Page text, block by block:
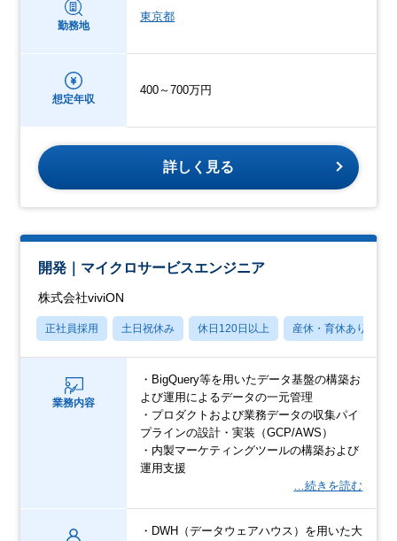
勤務地
東京都
想定年収
400～700万円
詳しく見る
開発｜マイクロサービスエンジニア
株式会社viviON
正社員採用 土日祝休み 休日120日以上 産休・育休あり
業務内容
・BigQuery等を用いたデータ基盤の構築お
よび運用によるデータの一元管理
・プロダクトおよび業務データの収集パイ
プラインの設計・実装（GCP/AWS）
・内製マーケティングツールの構築および
運用支援
…続きを読む
・DWH（データウェアハウス）を用いた大